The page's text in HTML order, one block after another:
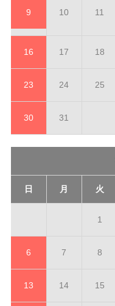
9 10 11
16 17 18
23 24 25
30 31
日 月 火
1
6 7 8
13 14 15